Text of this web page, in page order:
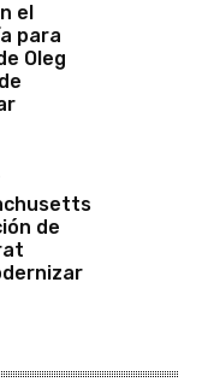
el
para
Oleg
de